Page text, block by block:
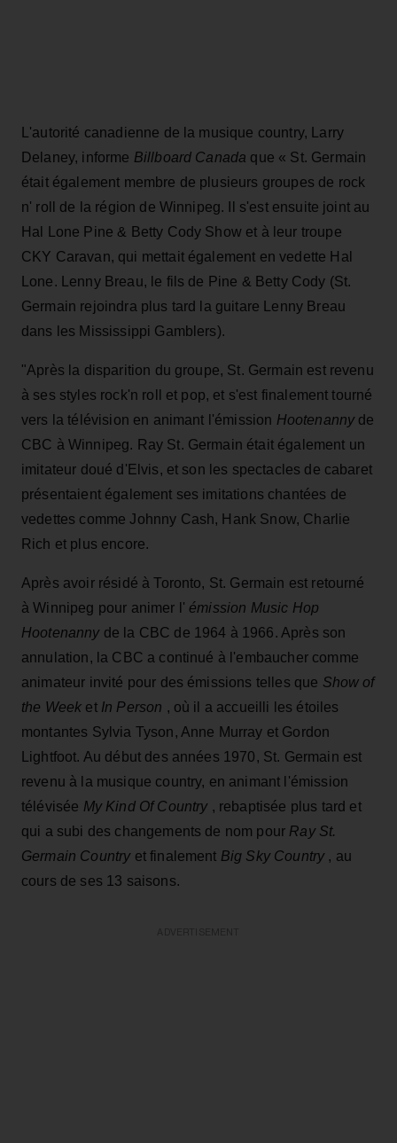
L'autorité canadienne de la musique country, Larry
Delaney, informe Billboard Canada que « St. Germain
était également membre de plusieurs groupes de rock
n' roll de la région de Winnipeg. Il s'est ensuite joint au
Hal Lone Pine & Betty Cody Show et à leur troupe
CKY Caravan, qui mettait également en vedette Hal
Lone. Lenny Breau, le fils de Pine & Betty Cody (St.
Germain rejoindra plus tard la guitare Lenny Breau
dans les Mississippi Gamblers).
"Après la disparition du groupe, St. Germain est revenu
à ses styles rock'n roll et pop, et s'est finalement tourné
vers la télévision en animant l'émission Hootenannyde
CBC à Winnipeg. Ray St. Germain était également un
imitateur doué d'Elvis, et son les spectacles de cabaret
présentaient également ses imitations chantées de
vedettes comme Johnny Cash, Hank Snow, Charlie
Rich et plus encore.
Après avoir résidé à Toronto, St. Germain est retourné
à Winnipeg pour animer l' émission Music Hop
Hootenannyde la CBC de 1964 à 1966. Après son
annulation, la CBC a continué à l'embaucher comme
animateur invité pour des émissions telles que Show of
the Week et In Person , où il a accueilli les étoiles
montantes Sylvia Tyson, Anne Murray et Gordon
Lightfoot. Au début des années 1970, St. Germain est
revenu à la musique country, en animant l'émission
télévisée My Kind Of Country, rebaptisée plus tard et
qui a subi des changements de nom pour Ray St.
Germain Countryet finalement Big Sky Country, au
cours de ses 13 saisons.